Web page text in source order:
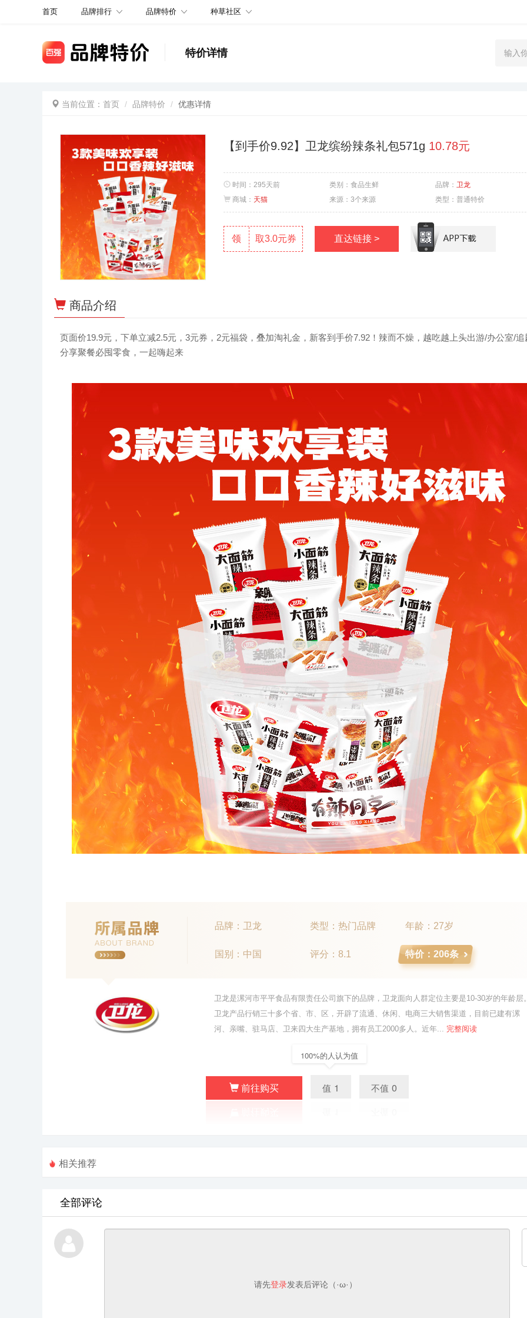
首页 品牌排行 品牌特价 种草社区
特价详情
当前位置： 首页 品牌特价 优惠详情
【到手价9.92】卫龙缤纷辣条礼包571g 10.78元
时间： 295天前 类别： 食品生鲜 品牌： 卫龙
商城： 天猫 来源： 3个来源 类型： 普通特价
领 取3.0元券 直达链接 >
商品介绍
页面价19.9元，下单立减2.5元，3元券，2元福袋，叠加淘礼金，新客到手价7.92！辣而不燥，越吃越上头出游/办公室/追
分享聚餐必囤零食，一起嗨起来
品牌：卫龙 类型：热门品牌 年龄：27岁
国别：中国 评分：8.1 特价：206条
卫龙是漯河市平平食品有限责任公司旗下的品牌，卫龙面向人群定位主要是10-30岁的年龄层
卫龙产品行销三十多个省、市、区，开辟了流通、休闲、电商三大销售渠道，目前已建有漯
河、亲嘴、驻马店、卫来四大生产基地，拥有员工2000多人。近年... 完整阅读
前往购买 值 1
100%的人认为值
不值 0
相关推荐
全部评论
请先登录发表后评论（·ω·）